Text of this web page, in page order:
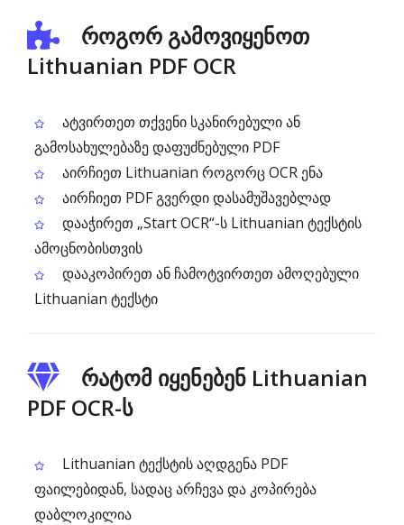
როგორ გამოვიყენოთ
Lithuanian PDF OCR
ატვირთეთ თქვენი სკანირებული ან
გამოსახულებაზე დაფუძნებული PDF
აირჩიეთ Lithuanian როგორც OCR ენა
აირჩიეთ PDF გვერდი დასამუშავებლად
დააჭირეთ „Start OCR“-ს Lithuanian ტექსტის
ამოცნობისთვის
დააკოპირეთ ან ჩამოტვირთეთ ამოღებული
Lithuanian ტექსტი
რატომ იყენებენ Lithuanian
PDF OCR-ს
Lithuanian ტექსტის აღდგენა PDF
ფაილებიდან, სადაც არჩევა და კოპირება
დაბლოკილია